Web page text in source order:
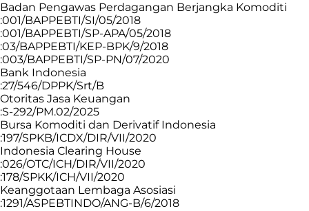
Badan Pengawas Perdagangan Berjangka Komoditi
:001/BAPPEBTI/SI/05/2018
:001/BAPPEBTI/SP-APA/05/2018
:03/BAPPEBTI/KEP-BPK/9/2018
:003/BAPPEBTI/SP-PN/07/2020
Bank Indonesia
:27/546/DPPK/Srt/B
Otoritas Jasa Keuangan
:S-292/PM.02/2025
Bursa Komoditi dan Derivatif Indonesia
:197/SPKB/ICDX/DIR/VII/2020
Indonesia Clearing House
:026/OTC/ICH/DIR/VII/2020
:178/SPKK/ICH/VII/2020
Keanggotaan Lembaga Asosiasi
:1291/ASPEBTINDO/ANG-B/6/2018